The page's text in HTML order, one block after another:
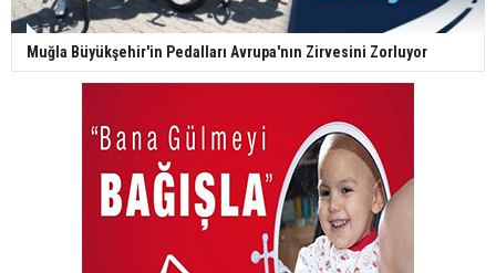
Muğla Büyükşehir'in Pedalları Avrupa'nın Zirvesini Zorluyor